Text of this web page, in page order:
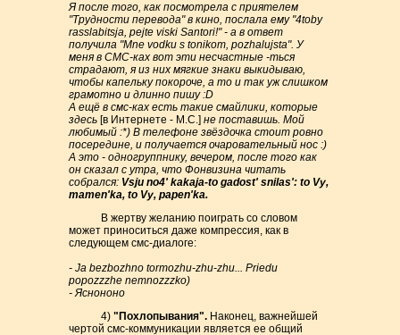
Я после того, как посмотрела с приятелем
"Трудности перевода" в кино, послала ему "4toby
rasslabitsja, pejte viski Santori!" - а в ответ
получила "Mne vodku s tonikom, pozhalujsta". У
меня в СМС-ках вот эти несчастные -ться
страдают, я из них мягкие знаки выкидываю,
чтобы капельку покороче, а то и так уж слишком
грамотно и длинно пишу :D
А ещё в смс-ках есть такие смайлики, которые
здесь [в Интернете - М.С.]не поставишь. Мой
любимый :*) В телефоне звёздочка стоит ровно
посередине, и получается очаровательный нос :)
А это - одногруппнику, вечером, после того как
он сказал с утра, что Фонвизина читать
собрался: Vsju no4' kakaja-to gadost' snilas': to Vy,
mamen'ka, to Vy, papen'ka.
В жертву желанию поиграть со словом
может приноситься даже компрессия, как в
следующем смс-диалоге:
- Ja bezbozhno tormozhu-zhu-zhu... Priedu
popozzzhe nemnozzzko)
- Яснононо
4)"Похлопывания". Наконец, важнейшей
чертой смс-коммуникации является ее общий